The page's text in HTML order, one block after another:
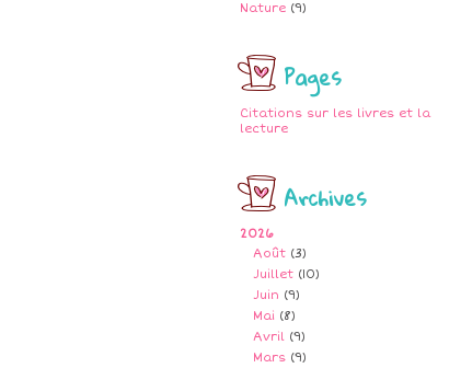
Nature (9)
Pages
Citations sur les livres et la
lecture
Archives
2026
Août (3)
Juillet (10)
Juin (9)
Mai (8)
Avril (9)
Mars (9)